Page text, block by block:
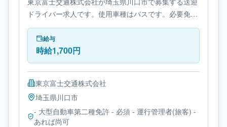
ドライバー求人です。使用車種はバスです。必要免許
は- 大型自動車第二種免許です。
給与
時給1,700円
東京富士交通株式会社
埼玉県川口市
- 大型自動車第二種免許 - 必須 - 運行管理者(旅客) -
あれば尚可